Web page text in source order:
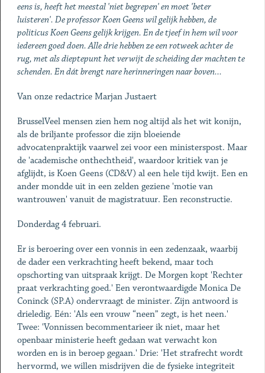
eens is, heeft het meestal 'niet begrepen' en moet 'beter
luisteren'. De professor Koen Geens wil gelijk hebben, de
politicus Koen Geens gelijk krijgen. En de tjeef in hem wil voor
iedereen goed doen. Alle drie hebben ze een rotweek achter de
rug, met als dieptepunt het verwijt de scheiding der machten te
schenden. En dát brengt nare herinneringen naar boven...
Van onze redactrice Marjan Justaert
BrusselVeel mensen zien hem nog altijd als het wit konijn,
als de briljante professor die zijn bloeiende
advocatenpraktijk vaarwel zei voor een ministerspost. Maar
de 'academische onthechtheid', waardoor kritiek van je
afglijdt, is Koen Geens (CD&V) al een hele tijd kwijt. Een en
ander mondde uit in een zelden geziene 'motie van
wantrouwen' vanuit de magistratuur. Een reconstructie.
Donderdag 4 februari.
Er is beroering over een vonnis in een zedenzaak, waarbij
de dader een verkrachting heeft bekend, maar toch
opschorting van uitspraak krijgt. De Morgen kopt 'Rechter
praat verkrachting goed.' Een verontwaardigde Monica De
Coninck (SP.A) ondervraagt de minister. Zijn antwoord is
drieledig. Eén: 'Als een vrouw “neen” zegt, is het neen.'
Twee: 'Vonnissen becommentarieer ik niet, maar het
openbaar ministerie heeft gedaan wat verwacht kon
worden en is in beroep gegaan.' Drie: 'Het strafrecht wordt
hervormd, we willen misdrijven die de fysieke integriteit